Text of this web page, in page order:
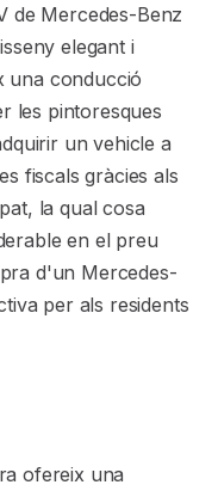
de Mercedes-Benz
elegant i
una conducció
les pintoresques
un vehicle a
fiscals gràcies als
la qual cosa
en el preu
d'un Mercedes-
per als residents
ofereix una